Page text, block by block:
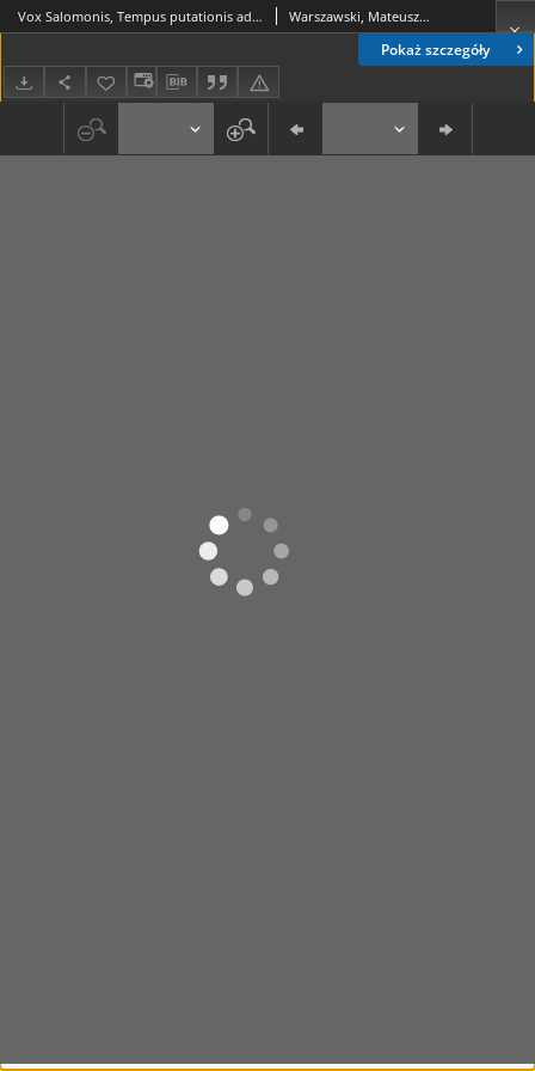
Pokaż szczegóły
Vox Salomonis, Tempus putationis aduenit Cant. 2. V. 12. Quæ Sensu Morali Omnes homines [...] Warszawski, Mateusz (ca 1588-1652)